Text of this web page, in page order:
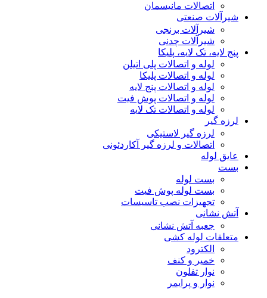
اتصالات مانیسمان
شیرآلات صنعتی
شیرآلات برنجی
شیرآلات چدنی
پنج لایه، تک لایه، پلیکا
لوله و اتصالات پلی اتیلن
لوله و اتصالات پلیکا
لوله و اتصالات پنج لایه
لوله و اتصالات پوش فیت
لوله و اتصالات تک لایه
لرزه گیر
لرزه گیر لاستیکی
اتصالات و لرزه گیر آکاردئونی
عایق لوله
بست
بست لوله
بست لوله پوش فیت
تجهیزات نصب تاسیسات
آتش نشانی
جعبه آتش نشانی
متعلقات لوله کشی
الکترود
خمیر و کنف
نوار تفلون
نوار و پرایمر